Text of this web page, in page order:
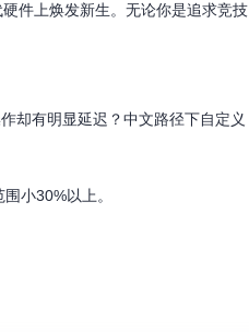
件上焕发新生。无论你是追求竞技
却有明显延迟？中文路径下自定义
小30%以上。